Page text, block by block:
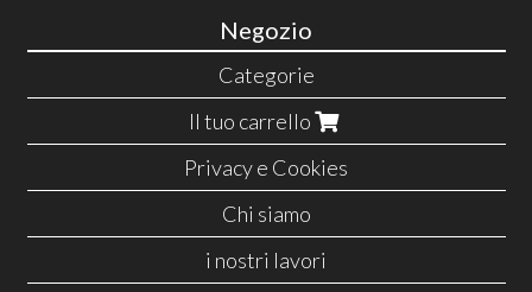
Negozio
Categorie
Il tuo carrello
Privacy e Cookies
Chi siamo
i nostri lavori